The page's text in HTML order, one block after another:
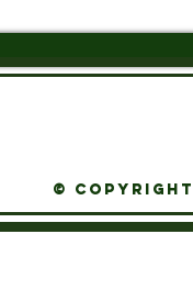
© Copyright